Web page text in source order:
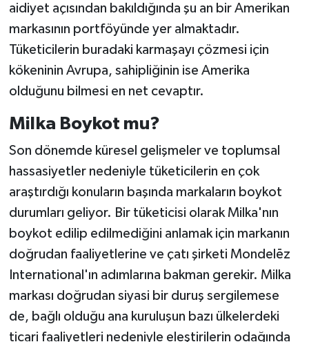
aidiyet açısından bakıldığında şu an bir Amerikan
markasının portföyünde yer almaktadır.
Tüketicilerin buradaki karmaşayı çözmesi için
kökeninin Avrupa, sahipliğinin ise Amerika
olduğunu bilmesi en net cevaptır.
Milka Boykot mu?
Son dönemde küresel gelişmeler ve toplumsal
hassasiyetler nedeniyle tüketicilerin en çok
araştırdığı konuların başında markaların boykot
durumları geliyor. Bir tüketicisi olarak Milka'nın
boykot edilip edilmediğini anlamak için markanın
doğrudan faaliyetlerine ve çatı şirketi Mondelēz
International'ın adımlarına bakman gerekir. Milka
markası doğrudan siyasi bir duruş sergilemese
de, bağlı olduğu ana kuruluşun bazı ülkelerdeki
ticari faaliyetleri nedeniyle eleştirilerin odağında